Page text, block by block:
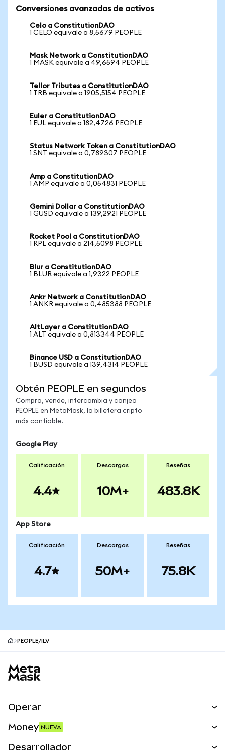
Conversiones avanzadas de activos
Celo a ConstitutionDAO
1 CELO equivale a 8,5679 PEOPLE
Mask Network a ConstitutionDAO
1 MASK equivale a 49,6594 PEOPLE
Tellor Tributes a ConstitutionDAO
1 TRB equivale a 1905,5154 PEOPLE
Euler a ConstitutionDAO
1 EUL equivale a 182,4726 PEOPLE
Status Network Token a ConstitutionDAO
1 SNT equivale a 0,789307 PEOPLE
Amp a ConstitutionDAO
1 AMP equivale a 0,054831 PEOPLE
Gemini Dollar a ConstitutionDAO
1 GUSD equivale a 139,2921 PEOPLE
Rocket Pool a ConstitutionDAO
1 RPL equivale a 214,5098 PEOPLE
Blur a ConstitutionDAO
1 BLUR equivale a 1,9322 PEOPLE
Ankr Network a ConstitutionDAO
1 ANKR equivale a 0,485388 PEOPLE
AltLayer a ConstitutionDAO
1 ALT equivale a 0,813344 PEOPLE
Binance USD a ConstitutionDAO
1 BUSD equivale a 139,4314 PEOPLE
Obtén PEOPLE en segundos
Compra, vende, intercambia y canjea
PEOPLE en MetaMask, la billetera cripto
más confiable.
Google Play
Calificación
4.4
Descargas
10M+
Reseñas
483.8K
App Store
Calificación
4.7
Descargas
50M+
Reseñas
75.8K
PEOPLE/ILV
Operar
Money NUEVA
Desarrollador